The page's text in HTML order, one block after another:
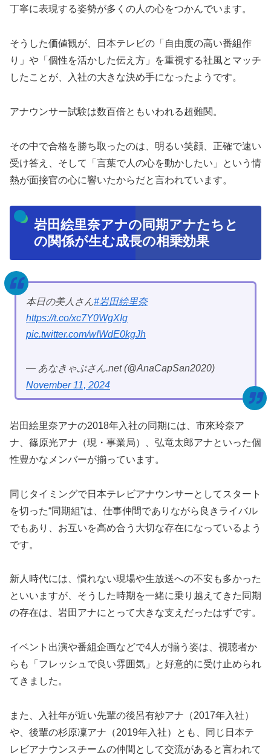
丁寧に表現する姿勢が多くの人の心をつかんでいます。
そうした価値観が、日本テレビの「自由度の高い番組作
り」や「個性を活かした伝え方」を重視する社風とマッチ
したことが、入社の大きな決め手になったようです。
アナウンサー試験は数百倍ともいわれる超難関。
その中で合格を勝ち取ったのは、明るい笑顔、正確で速い
受け答え、そして「言葉で人の心を動かしたい」という情
熱が面接官の心に響いたからだと言われています。
岩田絵里奈アナの同期アナたちと
の関係が生む成長の相乗効果
本日の美人さん#岩田絵里奈
https://t.co/xc7Y0WgXIg
pic.twitter.com/wIWdE0kgJh
— あなきゃぷさん.net (@AnaCapSan2020)
November 11, 2024
岩田絵里奈アナの2018年入社の同期には、市來玲奈ア
ナ、篠原光アナ（現・事業局）、弘竜太郎アナといった個
性豊かなメンバーが揃っています。
同じタイミングで日本テレビアナウンサーとしてスタート
を切った“同期組”は、仕事仲間でありながら良きライバル
でもあり、お互いを高め合う大切な存在になっているよう
です。
新人時代には、慣れない現場や生放送への不安も多かった
といいますが、そうした時期を一緒に乗り越えてきた同期
の存在は、岩田アナにとって大きな支えだったはずです。
イベント出演や番組企画などで4人が揃う姿は、視聴者か
らも「フレッシュで良い雰囲気」と好意的に受け止められ
てきました。
また、入社年が近い先輩の後呂有紗アナ（2017年入社）
や、後輩の杉原凜アナ（2019年入社）とも、同じ日本テ
レビアナウンスチームの仲間として交流があると言われて